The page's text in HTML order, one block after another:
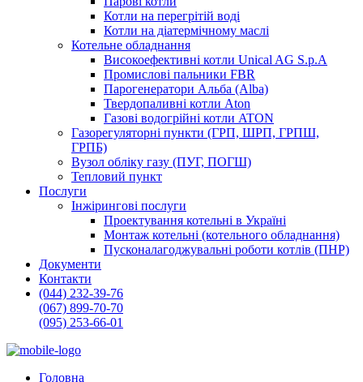
Котли на перегрітій воді
Котли на діатермічному маслі
Котельне обладнання
Високоефективні котли Unical AG S.p.A
Промислові пальники FBR
Парогенератори Альба (Alba)
Твердопаливні котли Aton
Газові водогрійні котли ATON
Газорегуляторні пункти (ГРП, ШРП, ГРПШ,
ГРПБ)
Вузол обліку газу (ПУГ, ПОГШ)
Тепловий пункт
Послуги
Інжірингові послуги
Проектування котельні в Україні
Монтаж котельні (котельного обладнання)
Пусконалагоджувальні роботи котлів (ПНР)
Документи
Контакти
(044) 232-39-76
(067) 899-70-70
(095) 253-66-01
Головна